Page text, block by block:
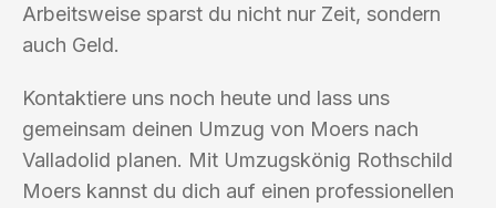
Arbeitsweise sparst du nicht nur Zeit, sondern
auch Geld.
Kontaktiere uns noch heute und lass uns
gemeinsam deinen Umzug von Moers nach
Valladolid planen. Mit Umzugskönig Rothschild
Moers kannst du dich auf einen professionellen